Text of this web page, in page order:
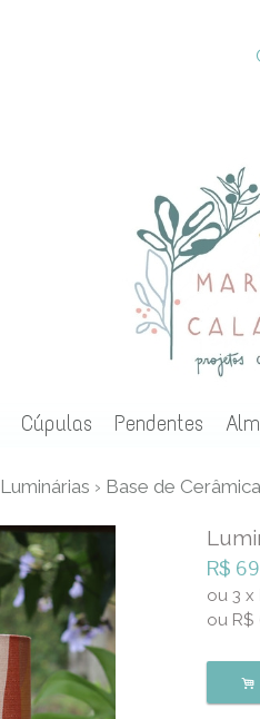
Cúpulas Pendentes
Luminárias › Base de Cerâmica
R$
ou 3 x
ou R$
.